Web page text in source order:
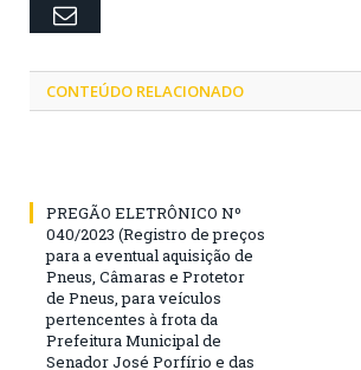
Email
CONTEÚDO RELACIONADO
PREGÃO ELETRÔNICO Nº
040/2023 (Registro de preços
para a eventual aquisição de
Pneus, Câmaras e Protetor
de Pneus, para veículos
pertencentes à frota da
Prefeitura Municipal de
Senador José Porfírio e das